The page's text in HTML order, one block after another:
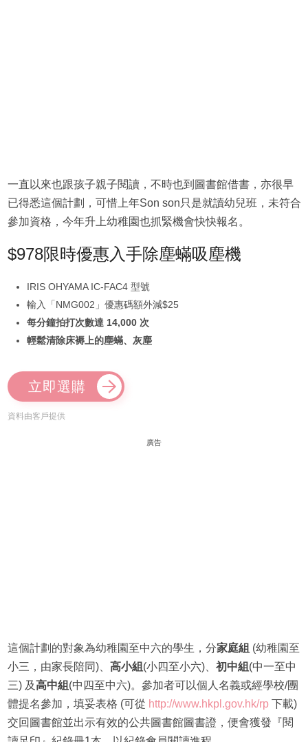
一直以來也跟孩子親子閱讀，不時也到圖書館借書，亦很早
已得悉這個計劃，可惜上年Son son只是就讀幼兒班，未符合
參加資格，今年升上幼稚園也抓緊機會快快報名。
$978限時優惠入手除塵蟎吸塵機
IRIS OHYAMA IC-FAC4 型號
輸入「NMG002」優惠碼額外減$25
每分鐘拍打次數達 14,000 次
輕鬆清除床褥上的塵蟎、灰塵
立即選購
資料由客戶提供
廣告
這個計劃的對象為幼稚園至中六的學生，分家庭組 (幼稚園至
小三，由家長陪同)、 高小組 (小四至小六)、 初中組 (中一至中
三) 及高中組 (中四至中六)。參加者可以個人名義或經學校/團
體提名參加，填妥表格 (可從 http://www.hkpl.gov.hk/rp下載)
交回圖書館並出示有效的公共圖書館圖書證，便會獲發『閱